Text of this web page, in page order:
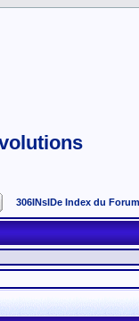
306INsIDe Index du Forum